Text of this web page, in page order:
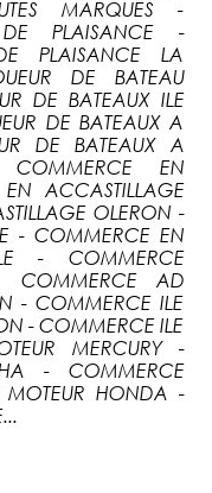
MARQUES -
PLAISANCE -
PLAISANCE LA
DE BATEAU
DE BATEAUX ILE
DE BATEAUX A
DE BATEAUX A
EN
ACCASTILLAGE
OLERON -
- COMMERCE EN
- COMMERCE
COMMERCE AD
- COMMERCE ILE
- COMMERCE ILE
MERCURY -
- COMMERCE
MOTEUR HONDA -